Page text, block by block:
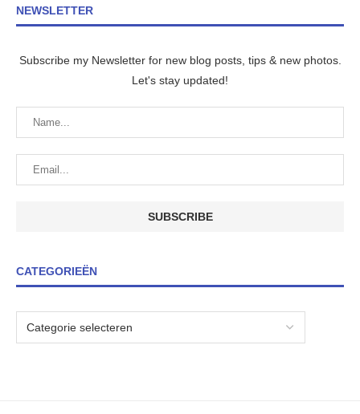
NEWSLETTER
Subscribe my Newsletter for new blog posts, tips & new photos.
Let's stay updated!
CATEGORIEËN